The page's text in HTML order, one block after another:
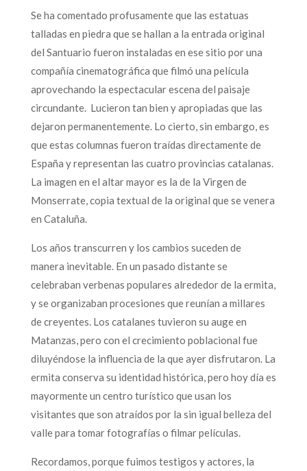
Se ha comentado profusamente que las estatuas
talladas en piedra que se hallan a la entrada original
del Santuario fueron instaladas en ese sitio por una
compañía cinematográfica que filmó una película
aprovechando la espectacular escena del paisaje
circundante. Lucieron tan bien y apropiadas que las
dejaron permanentemente. Lo cierto, sin embargo, es
que estas columnas fueron traídas directamente de
España y representan las cuatro provincias catalanas.
La imagen en el altar mayor es la de la Virgen de
Monserrate, copia textual de la original que se venera
en Cataluña.
Los años transcurren y los cambios suceden de
manera inevitable. En un pasado distante se
celebraban verbenas populares alrededor de la ermita,
y se organizaban procesiones que reunían a millares
de creyentes. Los catalanes tuvieron su auge en
Matanzas, pero con el crecimiento poblacional fue
diluyéndose la influencia de la que ayer disfrutaron. La
ermita conserva su identidad histórica, pero hoy día es
mayormente un centro turístico que usan los
visitantes que son atraídos por la sin igual belleza del
valle para tomar fotografías o filmar películas.
Recordamos, porque fuimos testigos y actores, la